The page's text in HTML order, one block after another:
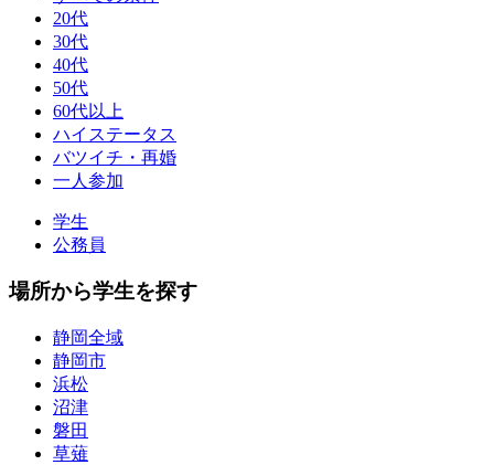
20代
30代
40代
50代
60代以上
ハイステータス
バツイチ・再婚
一人参加
学生
公務員
場所から学生を探す
静岡全域
静岡市
浜松
沼津
磐田
草薙